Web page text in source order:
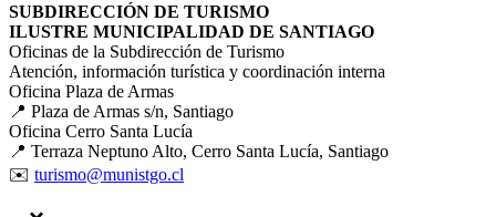
SUBDIRECCIÓN DE TURISMO
ILUSTRE MUNICIPALIDAD DE SANTIAGO
Oficinas de la Subdirección de Turismo
Atención, información turística y coordinación interna
Oficina Plaza de Armas
📍 Plaza de Armas s/n, Santiago
Oficina Cerro Santa Lucía
📍 Terraza Neptuno Alto, Cerro Santa Lucía, Santiago
✉️ turismo@munistgo.cl